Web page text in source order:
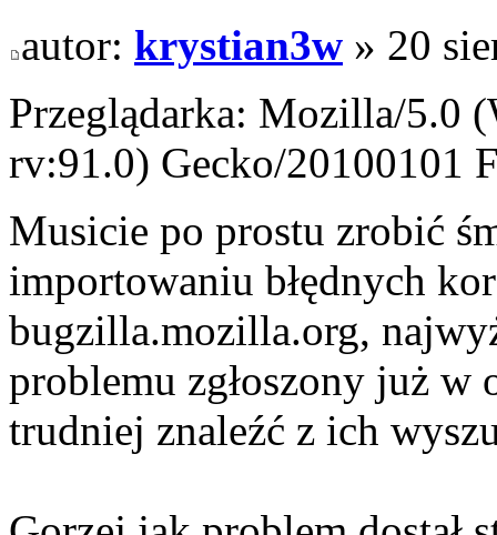
autor: krystian3w » 20
Przeglądarka: Mozilla/5.0
rv:91.0) Gecko/20100101
Musicie po prostu zrobić
importowaniu błędnych
bugzilla.mozilla.org,
problemu zgłoszony już
trudniej znaleźć z ich